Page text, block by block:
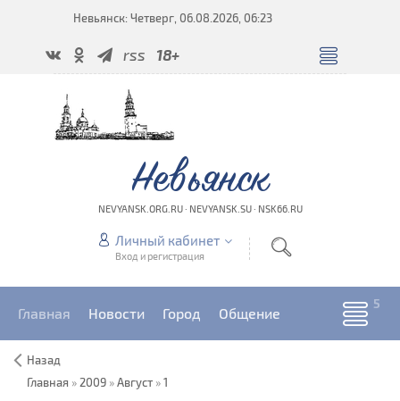
Невьянск: Четверг, 06.08.2026, 06:23
rss 18+
Невьянск
NEVYANSK.ORG.RU · NEVYANSK.SU · NSK66.RU
Личный кабинет
Вход и регистрация
Главная Новости Город Общение
Назад
Главная » 2009 »Август »1